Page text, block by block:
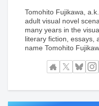
Tomohito Fujikawa,
adult visual novel
many years in the
literary fiction, essays,
name Tomohito